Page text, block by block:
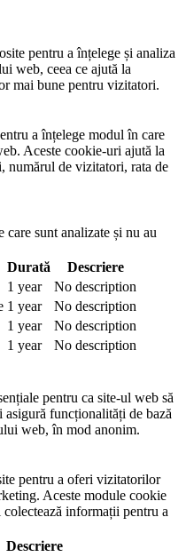
pentru a înțelege și analiza
web, ceea ce ajută la
mai bune pentru vizitatori.
a înțelege modul în care
Aceste cookie-uri ajută la
numărul de vizitatori, rata de
sunt analizate și nu au
Durată
Descriere
1 year
No description
1 year
No description
1 year
No description
1 year
No description
pentru ca site-ul web să
funcționalități de bază
web, în mod anonim.
pentru a oferi vizitatorilor
Aceste module cookie
informații pentru a
Descriere